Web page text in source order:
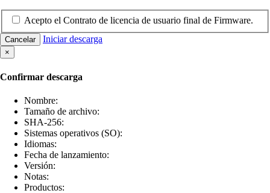
Acepto el Contrato de licencia de usuario final de Firmware.
Cancelar Iniciar descarga
×
Confirmar descarga
Nombre:
Tamaño de archivo:
SHA-256:
Sistemas operativos (SO):
Idiomas:
Fecha de lanzamiento:
Versión:
Notas:
Productos: